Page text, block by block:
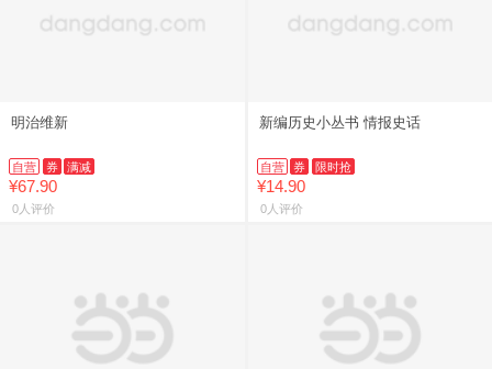
明治维新
自营 券 满减
¥67.90
0人评价
新编历史小丛书 情报史话
自营 券 限时抢
¥14.90
0人评价